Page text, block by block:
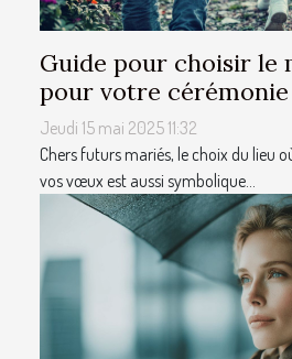
Guide pour choisir le
pour votre
Jeudi 15 mai 2025 11:32
Chers futurs mariés, le choix du lieu
vos vœux est aussi symbolique...